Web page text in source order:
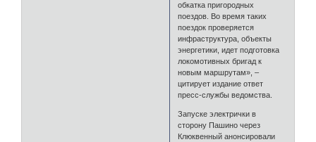
обкатка пригородных
поездов. Во время таких
поездок проверяется
инфраструктура, объекты
энергетики, идет подготовка
локомотивных бригад к
новым маршрутам», –
цитирует издание ответ
пресс-службы ведомства.
Запуске электрички в
сторону Пашино через
Клюквенный анонсировали